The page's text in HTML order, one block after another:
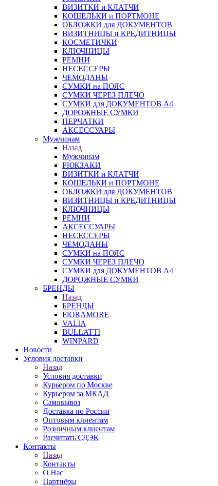
ВИЗИТКИ и КЛАТЧИ
КОШЕЛЬКИ и ПОРТМОНЕ
ОБЛОЖКИ для ДОКУМЕНТОВ
ВИЗИТНИЦЫ и КРЕДИТНИЦЫ
КОСМЕТИЧКИ
КЛЮЧНИЦЫ
РЕМНИ
НЕСЕССЕРЫ
ЧЕМОДАНЫ
СУМКИ на ПОЯС
СУМКИ ЧЕРЕЗ ПЛЕЧО
СУМКИ для ДОКУМЕНТОВ А4
ДОРОЖНЫЕ СУМКИ
ПЕРЧАТКИ
АКСЕССУАРЫ
Мужчинам
Назад
Мужчинам
РЮКЗАКИ
ВИЗИТКИ и КЛАТЧИ
КОШЕЛЬКИ и ПОРТМОНЕ
ОБЛОЖКИ для ДОКУМЕНТОВ
ВИЗИТНИЦЫ и КРЕДИТНИЦЫ
КЛЮЧНИЦЫ
РЕМНИ
АКСЕССУАРЫ
НЕСЕССЕРЫ
ЧЕМОДАНЫ
СУМКИ на ПОЯС
СУМКИ ЧЕРЕЗ ПЛЕЧО
СУМКИ для ДОКУМЕНТОВ А4
ДОРОЖНЫЕ СУМКИ
БРЕНДЫ
Назад
БРЕНДЫ
FIORAMORE
VALIA
BULLATTI
WINPARD
Новости
Условия доставки
Назад
Условия доставки
Курьером по Москве
Курьером за МКАД
Самовывоз
Доставка по России
Оптовым клиентам
Розничным клиентам
Расчитать СДЭК
Контакты
Назад
Контакты
О Нас
Партнёры